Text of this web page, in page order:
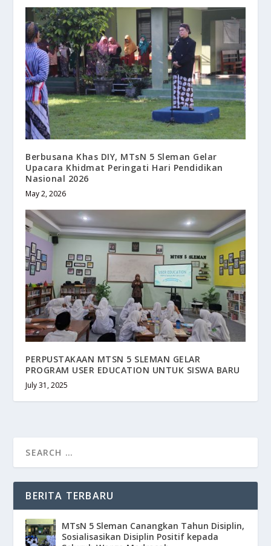
Berbusana Khas DIY, MTsN 5 Sleman Gelar
Upacara Khidmat Peringati Hari Pendidikan
Nasional 2026
May 2, 2026
PERPUSTAKAAN MTSN 5 SLEMAN GELAR
PROGRAM USER EDUCATION UNTUK SISWA BARU
July 31, 2025
BERITA TERBARU
MTsN 5 Sleman Canangkan Tahun Disiplin,
Sosialisasikan Disiplin Positif kepada